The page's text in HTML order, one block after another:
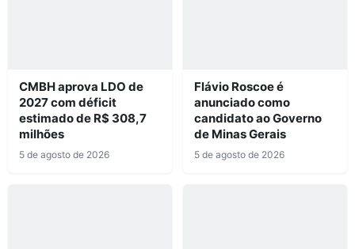
CMBH aprova LDO de
2027 com déficit
estimado de R$ 308,7
milhões
5 de agosto de 2026
Flávio Roscoe é
anunciado como
candidato ao Governo
de Minas Gerais
5 de agosto de 2026